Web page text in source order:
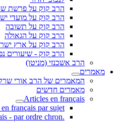
הרב קוק על פרשת
הרב קוק על מועדי
הרב קוק על תשובה
הרב קוק על הגאולה
הרב קוק על ארץ
הרב קוק - שיעורים
הרב אשכנזי (מניטו)
מאמרים
המאמרים של הרב אורי
מאמרים חדשים
Articles en français
français par sujet
.Articles en français - par ordre chron